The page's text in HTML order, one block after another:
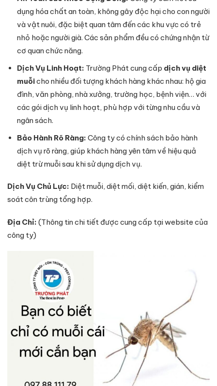
dụng hóa chất an toàn, không gây độc hại cho con người
và vật nuôi, đặc biệt quan tâm đến các khu vực có trẻ
nhỏ hoặc người già. Các sản phẩm đều có chứng nhận từ
cơ quan chức năng.
Dịch Vụ Linh Hoạt: Trường Phát cung cấp dịch vụ diệt
muỗicho nhiều đối tượng khách hàng khác nhau: hộ gia
đình, văn phòng, nhà xưởng, trường học, bệnh viện… với
các gói dịch vụ linh hoạt, phù hợp với từng nhu cầu và
ngân sách.
Bảo Hành Rõ Ràng: Công ty có chính sách bảo hành
dịch vụ rõ ràng, giúp khách hàng yên tâm về hiệu quả
diệt trừ muỗi sau khi sử dụng dịch vụ.
Dịch Vụ Chủ Lực: Diệt muỗi, diệt mối, diệt kiến, gián, kiểm
soát côn trùng tổng hợp.
Địa Chỉ: (Thông tin chi tiết được cung cấp tại website của
công ty)